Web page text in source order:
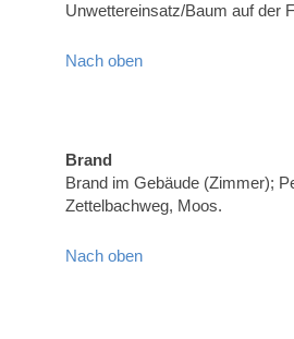
Unwettereinsatz/Baum auf der
Nach oben
Brand
Brand im Gebäude (Zimmer);
Zettelbachweg, Moos.
Nach oben